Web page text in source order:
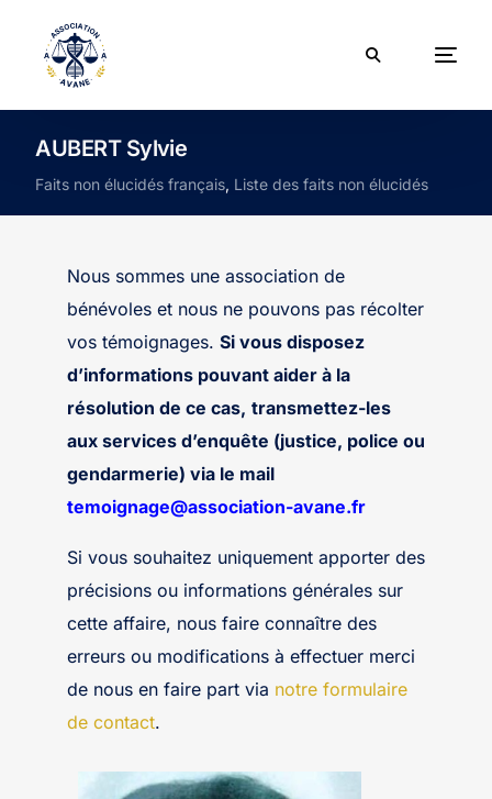
AUBERT Sylvie
Faits non élucidés français, Liste des faits non élucidés
Nous sommes une association de
bénévoles et nous ne pouvons pas récolter
vos témoignages. Si vous disposez
d’informations pouvant aider à la
résolution de ce cas, transmettez-les
aux services d’enquête (justice, police ou
gendarmerie) via le mail
temoignage@association-avane.fr
Si vous souhaitez uniquement apporter des
précisions ou informations générales sur
cette affaire, nous faire connaître des
erreurs ou modifications à effectuer merci
de nous en faire part via notre formulaire
de contact.